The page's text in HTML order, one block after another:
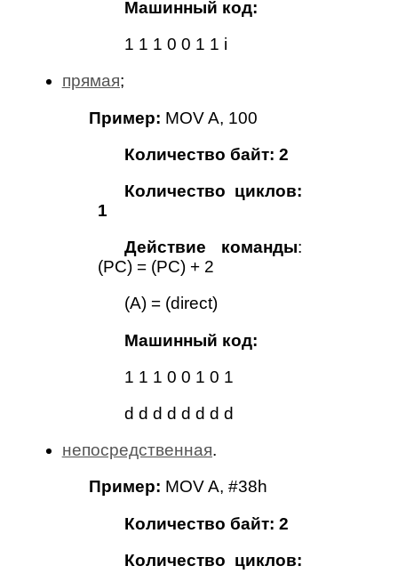
Машинный код:
1 1 1 0 0 1 1 i
прямая;
Пример: MOV A, 100
Количество байт: 2
Количество циклов:
1
Действие команды:
(PC) = (PC) + 2
(A) = (direct)
Машинный код:
1 1 1 0 0 1 0 1
d d d d d d d d
непосредственная.
Пример: MOV A, #38h
Количество байт: 2
Количество циклов: